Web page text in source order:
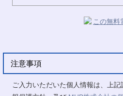
注意事項
ご入力いただいた個人情報は、上